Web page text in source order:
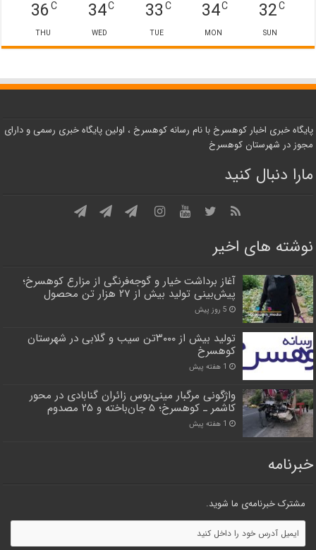
32C
SUN
34C
MON
33C
TUE
34C
WED
36C
THU
پایگاه خبری اخبار کوهسرخ با نام رسانه کوهسرخ ، اولین پایگاه خبری رسمی و دارای
مجوز در شهرستان کوهسرخ
مارا دنبال کنید
نوشته های اخیر
آغاز برداشت خیار و گوجه‌فرنگی از مزارع کوهسرخ؛
پیش‌بینی تولید بیش از ۲۷ هزار تن محصول
5 روز پیش
تولید بیش از ۳۰۰۰تن سیب و گلابی در شهرستان
کوهسرخ
1 هفته پیش
واژگونی مرگبار مینی‌بوس زائران گنابادی در محور
کاشمر ـ کوهسرخ؛ ۵ جان‌باخته و ۲۵ مصدوم
1 هفته پیش
خبرنامه
مشترک خبرنامه‌ی ما شوید.